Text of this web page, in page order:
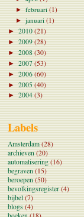
►februari(1)
►januari(1)
►2010(21)
►2009(28)
►2008(30)
►2007(53)
►2006(60)
►2005(40)
►2004(3)
Labels
Amsterdam (28)
archieven (20)
automatisering (16)
begraven (15)
beroepen (50)
bevolkingsregister (4)
bijbel (7)
blogs (4)